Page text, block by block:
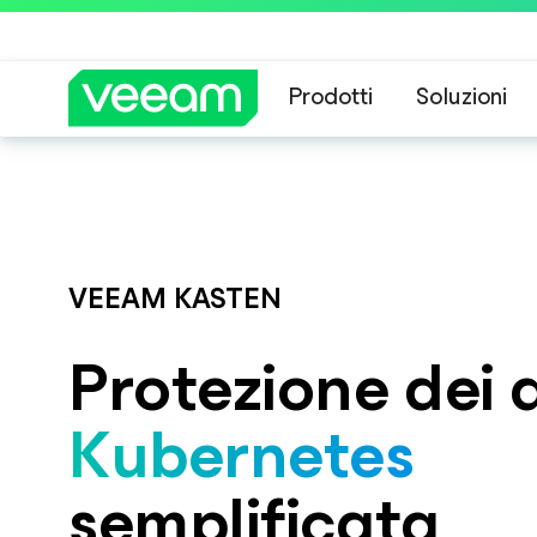
Prodotti Soluzioni
VEEAM KASTEN
Protezione dei
Kubernetes